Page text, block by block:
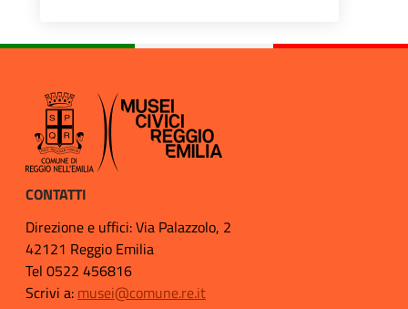
CONTATTI
Direzione e uffici: Via Palazzolo, 2
42121 Reggio Emilia
Tel 0522 456816
Scrivi a: musei@comune.re.it